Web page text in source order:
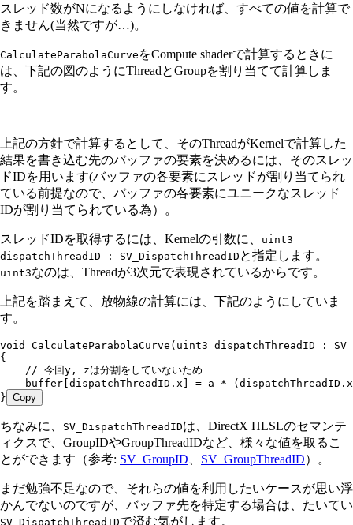
スレッド数がNになるようにしなければ、すべての値を計算で
きません(当然ですが…)。
CalculateParabolaCurve をCompute shaderで計算するときに
は、下記の図のようにThreadとGroupを割り当てて計算しま
す。
上記の方針で計算するとして、そのThreadがKernelで計算した
結果を書き込む先のバッファの要素を決めるには、そのスレッ
ドIDを用います(バッファの各要素にスレッドが割り当てられ
ている前提なので、バッファの各要素にユニークなスレッド
IDが割り当てられている為）。
スレッドIDを取得するには、Kernelの引数に、
uint3
dispatchThreadID : SV_DispatchThreadID と指定します。
uint3なのは、Threadが3次元で表現されているからです。
上記を踏まえて、放物線の計算には、下記のようにしていま
す。
void CalculateParabolaCurve ( uint3 dispatchThreadID :
{
    // 今回y, zは分割をしていないため
buffer[dispatchThreadID.x] = a *
} Copy
ちなみに、 SV_DispatchThreadIDは、DirectX HLSLのセマンテ
ィクスで、GroupIDやGroupThreadIDなど、様々な値を取るこ
とができます（参考: SV_GroupID SV_GroupThreadID）。
まだ勉強不足なので、それらの値を利用したいケースが思い浮
かんでないのですが、バッファ先を特定する場合は、たいてい
SV_DispatchThreadIDで済む気がします。